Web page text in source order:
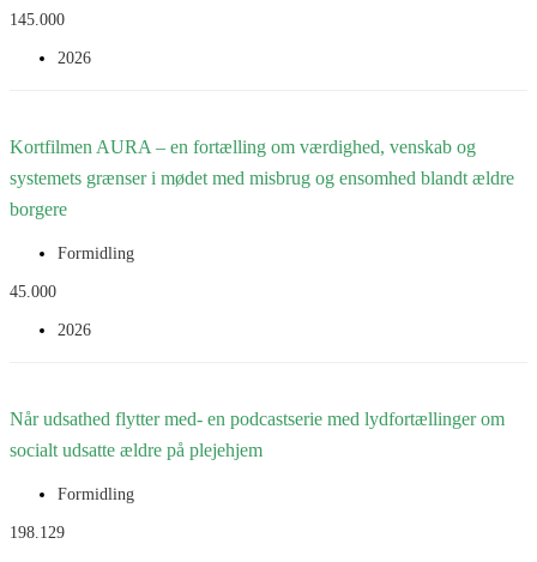
145.000
2026
stabilt fællesskab for seniorer over 65 år. Målgruppen er præget af
Læs mere
Kortfilmen AURA – en fortælling om værdighed, venskab og
systemets grænser i mødet med misbrug og ensomhed blandt ældre
borgere
Formidling
45.000
2026
balancen mellem system og relation. Filmen følger Torben, en
isoleret og alkoholiseret pensionist, der har mistet kontakten...
Når udsathed flytter med- en podcastserie med lydfortællinger om
socialt udsatte ældre på plejehjem
Formidling
198.129